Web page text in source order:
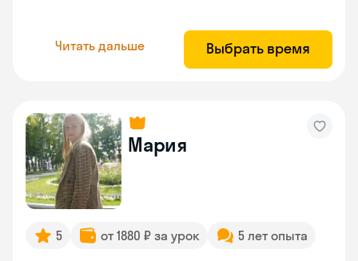
Читать дальше Выбрать время
Мария
5 от 1880 ₽ за урок 5 лет опыта